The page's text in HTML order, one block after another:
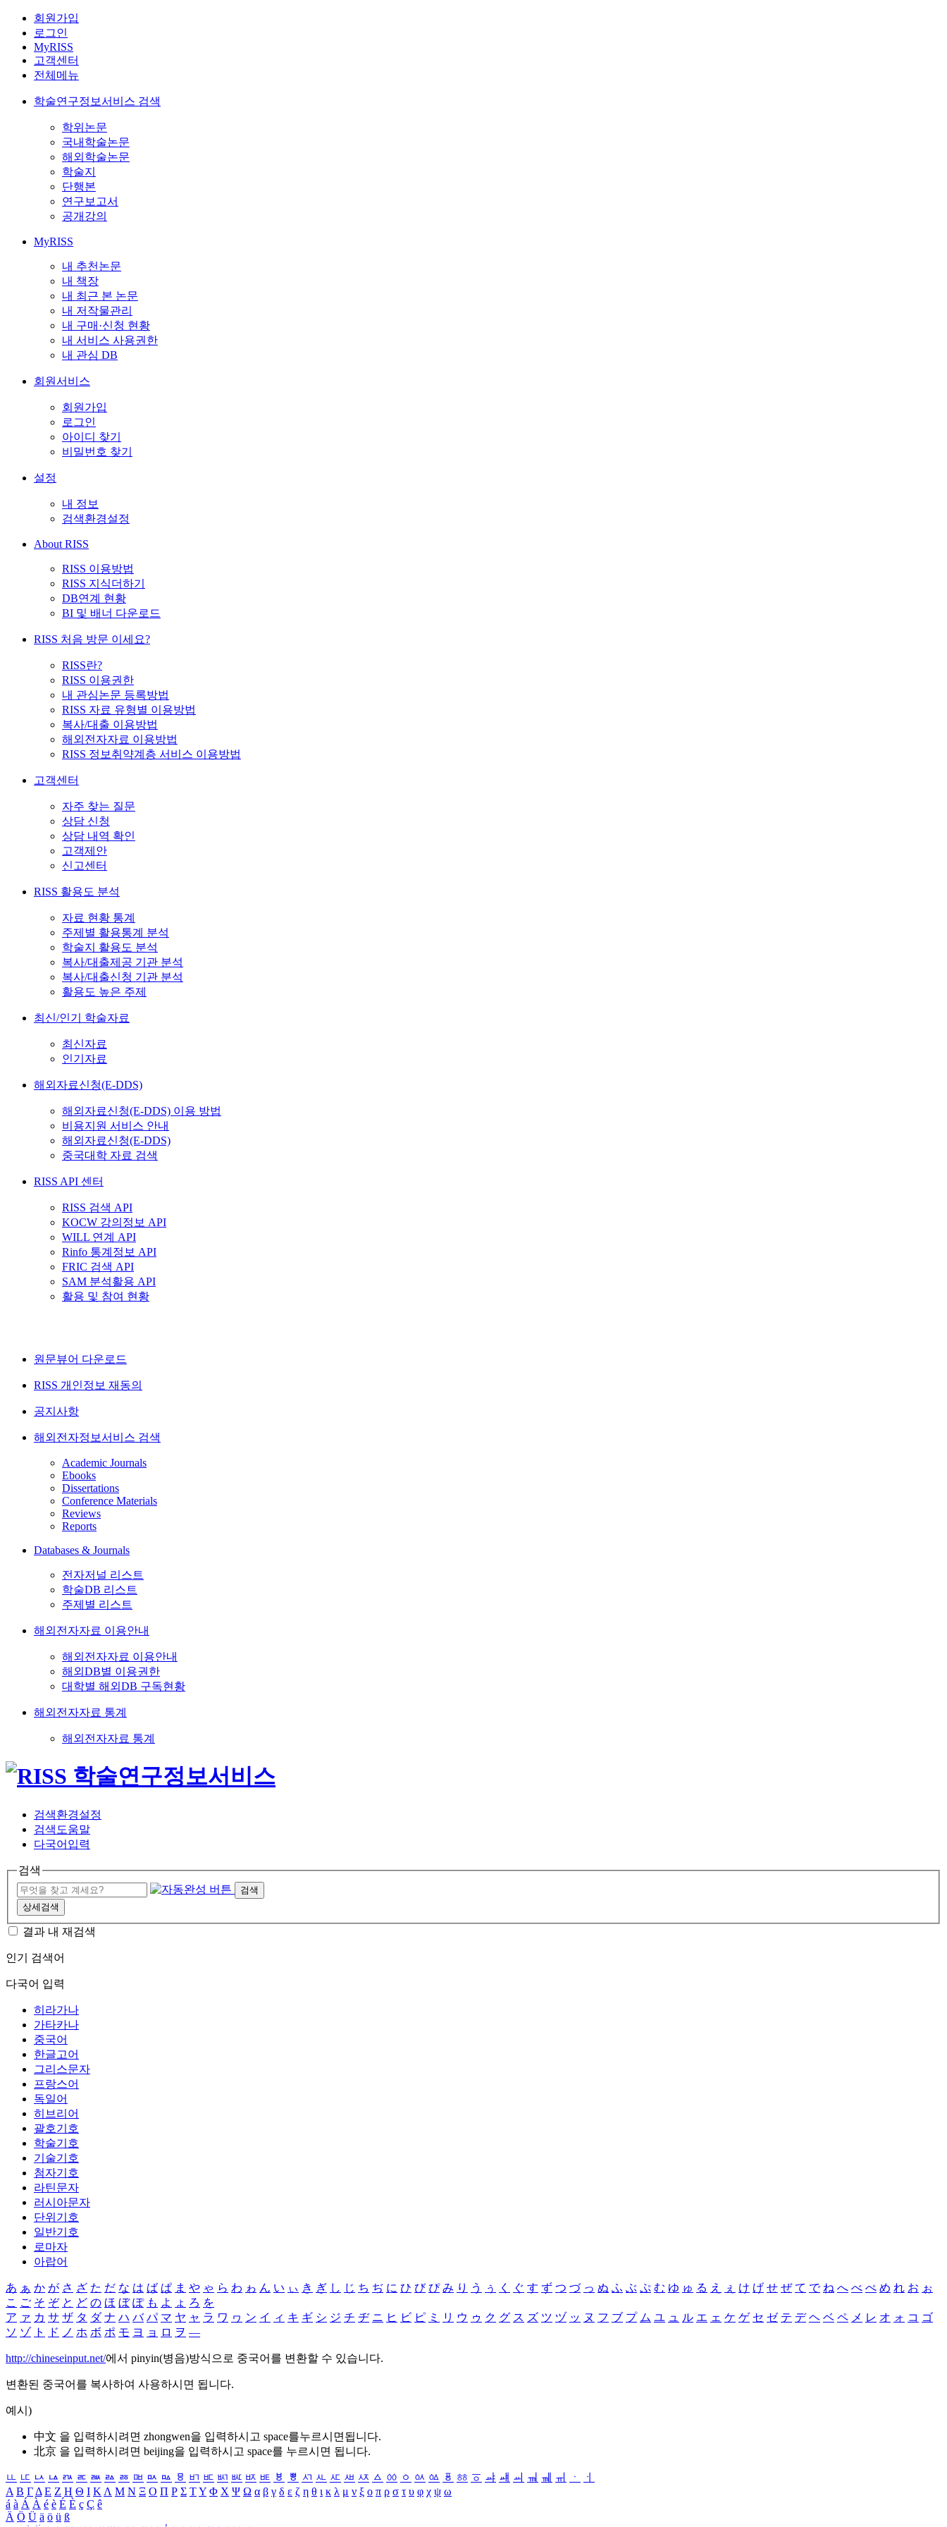
회원가입
로그인
MyRISS
고객센터
전체메뉴
학술연구정보서비스 검색
학위논문
국내학술논문
해외학술논문
학술지
단행본
연구보고서
공개강의
MyRISS
내 추천논문
내 책장
내 최근 본 논문
내 저작물관리
내 구매·신청 현황
내 서비스 사용권한
내 관심 DB
회원서비스
회원가입
로그인
아이디 찾기
비밀번호 찾기
설정
내 정보
검색환경설정
About RISS
RISS 이용방법
RISS 지식더하기
DB연계 현황
BI 및 배너 다운로드
RISS 처음 방문 이세요?
RISS란?
RISS 이용권한
내 관심논문 등록방법
RISS 자료 유형별 이용방법
복사/대출 이용방법
해외전자자료 이용방법
RISS 정보취약계층 서비스 이용방법
고객센터
자주 찾는 질문
상담 신청
상담 내역 확인
고객제안
신고센터
RISS 활용도 분석
자료 현황 통계
주제별 활용통계 분석
학술지 활용도 분석
복사/대출제공 기관 분석
복사/대출신청 기관 분석
활용도 높은 주제
최신/인기 학술자료
최신자료
인기자료
해외자료신청(E-DDS)
해외자료신청(E-DDS) 이용 방법
비용지원 서비스 안내
해외자료신청(E-DDS)
중국대학 자료 검색
RISS API 센터
RISS 검색 API
KOCW 강의정보 API
WILL 연계 API
Rinfo 통계정보 API
FRIC 검색 API
SAM 분석활용 API
활용 및 참여 현황
원문뷰어 다운로드
RISS 개인정보 재동의
공지사항
해외전자정보서비스 검색
Academic Journals
Ebooks
Dissertations
Conference Materials
Reviews
Reports
Databases & Journals
전자저널 리스트
학술DB 리스트
주제별 리스트
해외전자자료 이용안내
해외전자자료 이용안내
해외DB별 이용권한
대학별 해외DB 구독현황
해외전자자료 통계
해외전자자료 통계
검색환경설정
검색도움말
다국어입력
검색
검색
상세검색
결과 내 재검색
인기 검색어
다국어 입력
히라가나
가타카나
중국어
한글고어
그리스문자
프랑스어
독일어
히브리어
괄호기호
학술기호
기술기호
첨자기호
라틴문자
러시아문자
단위기호
일반기호
로마자
아랍어
あ ぁ か が さ ざ た だ な は ば ぱ ま や ゃ ら わ ゎ ん い ぃ き ぎ し じ ち ぢ に ひ び ぴ み り う ぅ く ぐ す ず つ づ っ ぬ ふ ぶ ぷ む ゆ ゅ る え ぇ け げ せ ぜ て で ね へ べ ぺ め れ お ぉ
こ ご そ ぞ と ど の ほ ぼ ぽ も よ ょ ろ を
ア ァ カ サ ザ タ ダ ナ ハ バ パ マ ヤ ャ ラ ワ ヮ ン イ ィ キ ギ シ ジ チ ヂ ニ ヒ ビ ピ ミ リ ウ ゥ ク グ ス ズ ツ ヅ ッ ヌ フ ブ プ ム ユ ュ ル エ ェ ケ ゲ セ ゼ テ デ ヘ ベ ペ メ レ オ ォ コ ゴ
ソ ゾ ト ド ノ ホ ボ ポ モ ヨ ョ ロ ヲ ―
http://chineseinput.net/에서 pinyin(병음)방식으로 중국어를 변환할 수 있습니다.
변환된 중국어를 복사하여 사용하시면 됩니다.
예시)
中文 을 입력하시려면 zhongwen을 입력하시고 space를누르시면됩니다.
北京 을 입력하시려면 beijing을 입력하시고 space를 누르시면 됩니다.
ㅥ ㅦ ㅧ ㅨ ㅩ ㅪ ㅫ ㅬ ㅭ ㅮ ㅯ ㅰ ㅱ ㅲ ㅳ ㅴ ㅵ ㅶ ㅷ ㅸ ㅹ ㅺ ㅻ ㅼ ㅽ ㅾ ㅿ ㆀ ㆁ ㆂ ㆃ ㆄ ㆅ ㆆ ㆇ ㆈ ㆉ ㆊ ㆋ ㆌ ㆍ
ㆎ
Α Β ΓΔ Ε Ζ Η Θ Ι ΚΛ Μ Ν Ξ Ο Π Ρ Σ ΤΥ Φ Χ Ψ Ω α β γ δ ε ζ η θ ι κ λ μ ν ξ ο π ρ σ τ υ φ χ ψ ω
á à Á À é è É È ç Ç ê
Ä Ö Ü ä ö ü ß